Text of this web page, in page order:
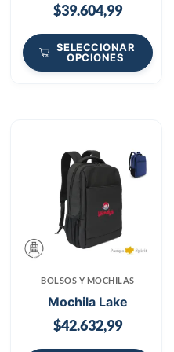
$39.604,99
SELECCIONAR
OPCIONES
BOLSOS Y MOCHILAS
Mochila Lake
$42.632,99